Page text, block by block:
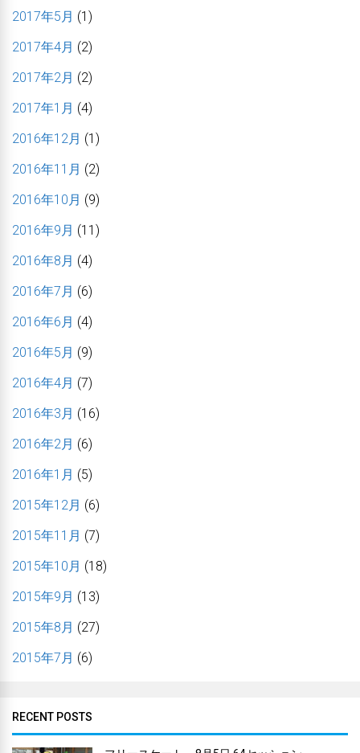
2017年5月 (1)
2017年4月 (2)
2017年2月 (2)
2017年1月 (4)
2016年12月 (1)
2016年11月 (2)
2016年10月 (9)
2016年9月 (11)
2016年8月 (4)
2016年7月 (6)
2016年6月 (4)
2016年5月 (9)
2016年4月 (7)
2016年3月 (16)
2016年2月 (6)
2016年1月 (5)
2015年12月 (6)
2015年11月 (7)
2015年10月 (18)
2015年9月 (13)
2015年8月 (27)
2015年7月 (6)
RECENT POSTS